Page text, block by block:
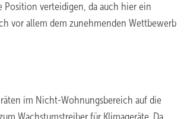
Position verteidigen, da auch hier ein
vor allem dem zunehmenden Wettbewerb
im Nicht-Wohnungsbereich auf die
Wachstumstreiber für Klimageräte. Da